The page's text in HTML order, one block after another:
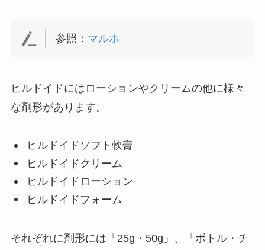
参照： マルホ
ヒルドイドにはローションやクリームの他に様々
な剤形があります。
ヒルドイドソフト軟膏
ヒルドイドクリーム
ヒルドイドローション
ヒルドイドフォーム
それぞれに剤形には「25g・50g」、「ボトル・チ